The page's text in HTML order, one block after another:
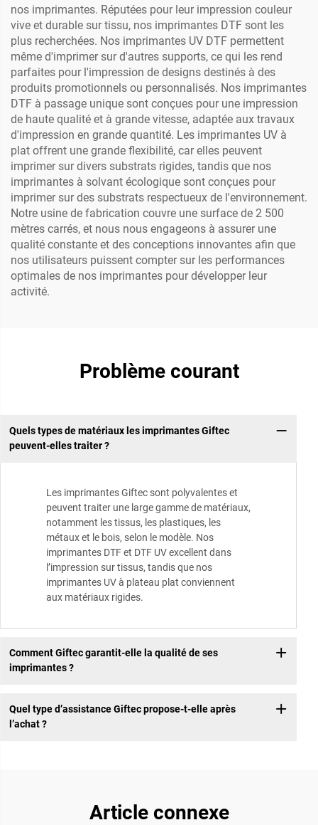
nos imprimantes. Réputées pour leur impression couleur
vive et durable sur tissu, nos imprimantes DTF sont les
plus recherchées. Nos imprimantes UV DTF permettent
même d'imprimer sur d'autres supports, ce qui les rend
parfaites pour l'impression de designs destinés à des
produits promotionnels ou personnalisés. Nos imprimantes
DTF à passage unique sont conçues pour une impression
de haute qualité et à grande vitesse, adaptée aux travaux
d'impression en grande quantité. Les imprimantes UV à
plat offrent une grande flexibilité, car elles peuvent
imprimer sur divers substrats rigides, tandis que nos
imprimantes à solvant écologique sont conçues pour
imprimer sur des substrats respectueux de l'environnement.
Notre usine de fabrication couvre une surface de 2 500
mètres carrés, et nous nous engageons à assurer une
qualité constante et des conceptions innovantes afin que
nos utilisateurs puissent compter sur les performances
optimales de nos imprimantes pour développer leur
activité.
Problème courant
Quels types de matériaux les imprimantes Giftec
peuvent-elles traiter ?
Les imprimantes Giftec sont polyvalentes et
peuvent traiter une large gamme de matériaux,
notamment les tissus, les plastiques, les
métaux et le bois, selon le modèle. Nos
imprimantes DTF et DTF UV excellent dans
l’impression sur tissus, tandis que nos
imprimantes UV à plateau plat conviennent
aux matériaux rigides.
Comment Giftec garantit-elle la qualité de ses
imprimantes ?
Quel type d’assistance Giftec propose-t-elle après
l’achat ?
Article connexe